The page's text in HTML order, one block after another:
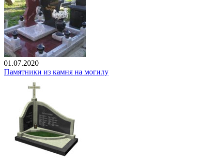
01.07.2020
Памятники из камня на могилу